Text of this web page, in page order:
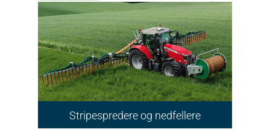
Stripespredere og nedfellere